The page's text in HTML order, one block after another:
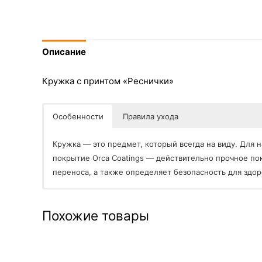
Описание
Кружка с принтом «Реснички»
Особенности Правила ухода
Кружка — это предмет, который всегда на виду.
покрытие Orca Coatings — действительно прочное
переноса, а также определяет безопасность для
Не используйте металлические щетки или скребки
Похожие товары